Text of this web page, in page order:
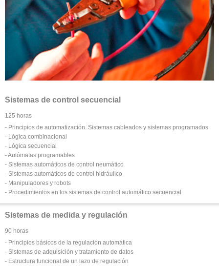
Sistemas de control secuencial
125 horas
- Principios de automatización. Sistemas cableados y sistemas programados
- Lógica combinacional
- Lógica secuencial
- Autómatas programables
- Sistemas automáticos de control neumático
- Sistemas automáticos de control hidráulico
- Manipuladores y robots
- Procedimientos en los sistemas de control automático secuencial
Sistemas de medida y regulación
90 horas
- Principios básicos de la regulación automática
- Sistemas de adquisición y tratamiento de datos
- Estructura funcional de un lazo de regulación